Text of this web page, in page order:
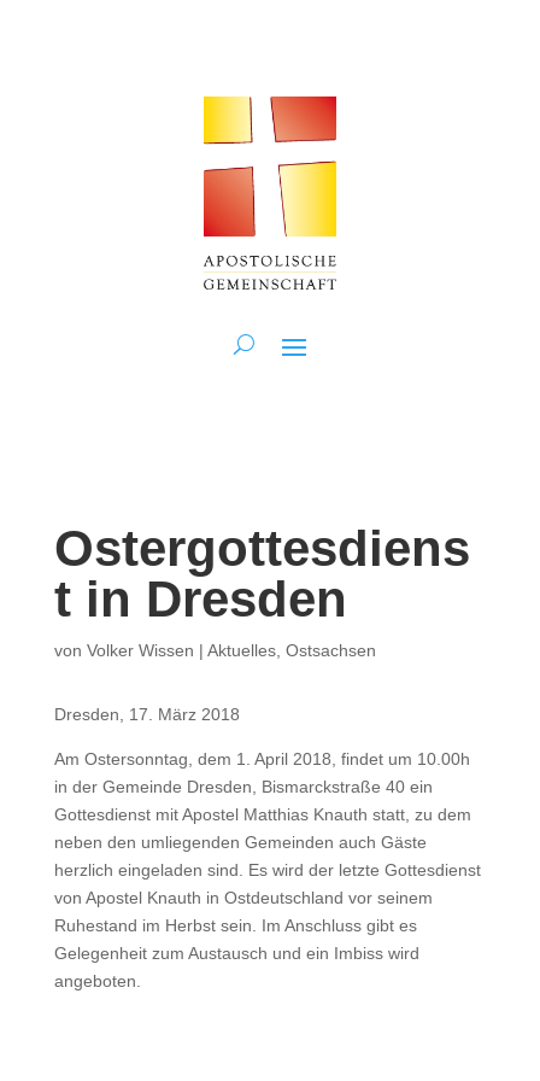
Ostergottesdiens
t in Dresden
von Volker Wissen | Aktuelles, Ostsachsen
Dresden, 17. März 2018
Am Ostersonntag, dem 1. April 2018, findet um 10.00h
in der Gemeinde Dresden, Bismarckstraße 40 ein
Gottesdienst mit Apostel Matthias Knauth statt, zu dem
neben den umliegenden Gemeinden auch Gäste
herzlich eingeladen sind. Es wird der letzte Gottesdienst
von Apostel Knauth in Ostdeutschland vor seinem
Ruhestand im Herbst sein. Im Anschluss gibt es
Gelegenheit zum Austausch und ein Imbiss wird
angeboten.